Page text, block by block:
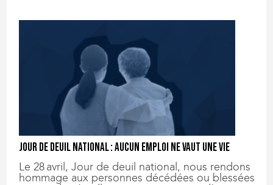
Jour de deuil national : aucun emploi ne vaut une vie
Le 28 avril, Jour de deuil national, nous rendons
hommage aux personnes décédées ou blessées